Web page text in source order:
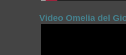
Video Omelia del